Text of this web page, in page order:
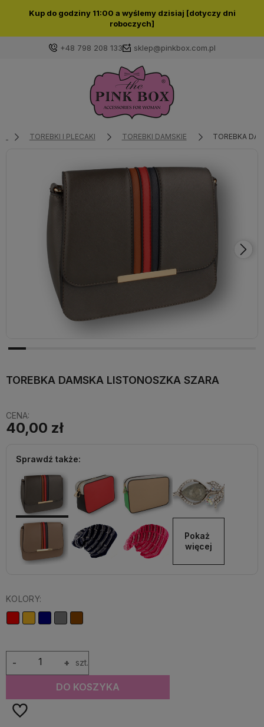
Kup do godziny 11:00 a wyślemy dzisiaj [dotyczy dni
roboczych]
+48 798 208 133 sklep@pinkbox.com.pl
Zaloguj się
Wybierz coś dla siebie z naszej aktualnej oferty lub
zaloguj się, aby przywrócić dodane produkty do listy
TOREBKI I PLECAKI TOREBKI DAMSKIE TOREBKA
TOREBKA DAMSKA LISTONOSZKA SZARA
CENA:
40,00 zł
Sprawdź także:
Pokaż
więcej
KOLORY:
+
- szt.
DO KOSZYKA